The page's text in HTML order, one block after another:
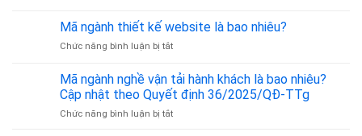
ngành
cho
thuê
trọ
là
bao
nhiêu?
Mã ngành thiết kế website là bao nhiêu?
Chức năng bình luận bị tắtở
ngành
thiết
kế
website
Mã ngành nghề vận tải hành khách là bao nhiêu?
Cập nhật theo Quyết định 36/2025/QĐ-TTg
Chức năng bình luận bị tắtở